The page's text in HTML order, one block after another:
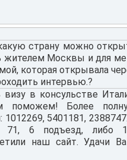
страну можно
жителем Москвы и для
которая открывала
интервью.?
в консульстве
поможем! Более
5401181,
71, 6 подъезд, либо
наш сайт. Удачи